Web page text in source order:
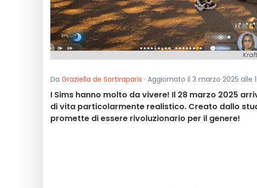
Da Graziella de Sortiraparis · Aggiornato il 3 marzo 2025 alle
I Sims hanno molto da vivere! Il 28 marzo 2025
di vita particolarmente realistico. Creato dallo
promette di essere rivoluzionario per il genere!